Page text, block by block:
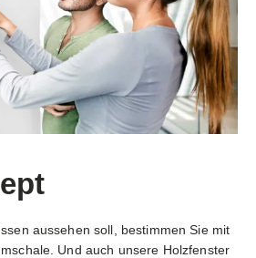
aussehen soll, bestimmen Sie mit
Und auch unsere Holzfenster